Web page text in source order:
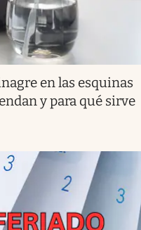
en las esquinas
y para qué sirve